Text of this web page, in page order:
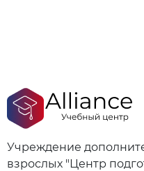
Учреждение
взрослых "Центр